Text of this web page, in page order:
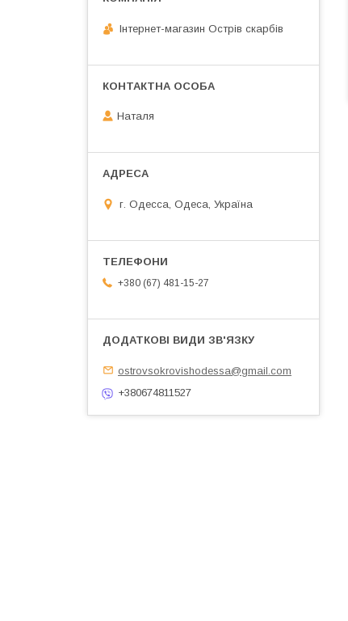
Інтернет-магазин Острів скарбів
Наталя
г. Одесса, Одеса, Україна
+380 (67) 481-15-27
ostrovsokrovishodessa@gmail.com
+380674811527